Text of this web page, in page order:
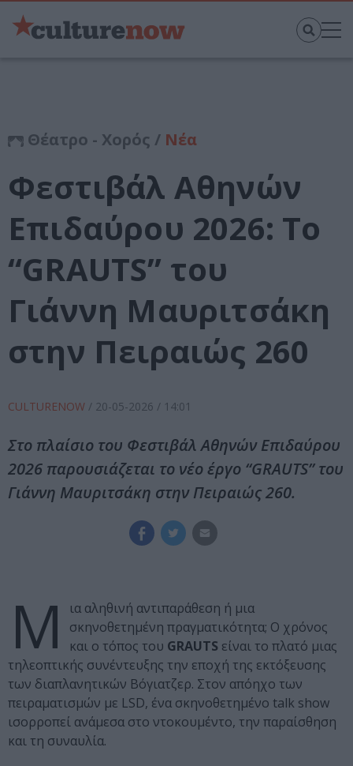
Θέατρο - Χορός / Νέα
Φεστιβάλ Αθηνών
Επιδαύρου 2026: Το
“GRAUTS” του
Γιάννη Μαυριτσάκη
στην Πειραιώς 260
CULTURENOW / 20-05-2026 / 14:01
Στο πλαίσιο του Φεστιβάλ Αθηνών Επιδαύρου
2026 παρουσιάζεται το νέο έργο “GRAUTS” του
Γιάννη Μαυριτσάκη στην Πειραιώς 260.
Μ
ια αληθινή αντιπαράθεση ή μια
σκηνοθετημένη πραγματικότητα; Ο χρόνος
και ο τόπος του GRAUTS είναι το πλατό μιας
τηλεοπτικής συνέντευξης την εποχή της εκτόξευσης
των διαπλανητικών Βόγιατζερ. Στον απόηχο των
πειραματισμών με LSD, ένα σκηνοθετημένο talk show
ισορροπεί ανάμεσα στο ντοκουμέντο, την παραίσθηση
και τη συναυλία.